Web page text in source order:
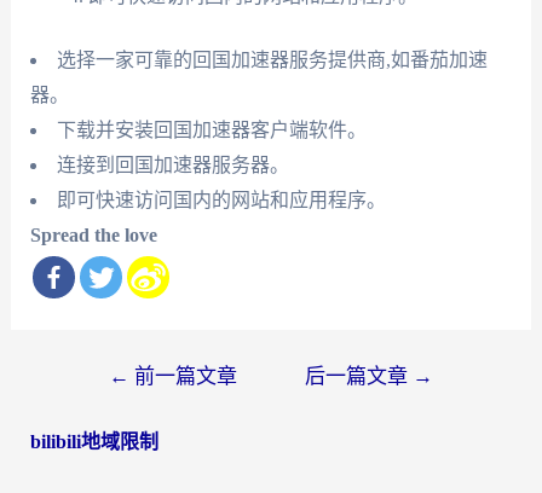
选择一家可靠的回国加速器服务提供商,如番茄加速
器。
下载并安装回国加速器客户端软件。
连接到回国加速器服务器。
即可快速访问国内的网站和应用程序。
Spread the love
导
← 前一篇文章 后一篇文章 →
bilibili地域限制